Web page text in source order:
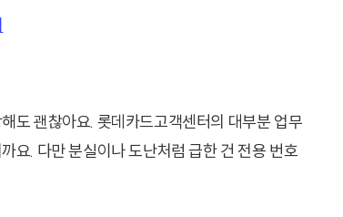
도 괜찮아요. 롯데카드고객센터의 대부분 업무
요. 다만 분실이나 도난처럼 급한 건 전용 번호